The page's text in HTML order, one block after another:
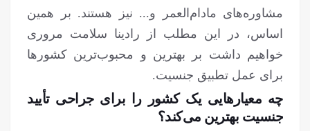
مشاوره‌های مادام‌العمر و... نیز هستند. بر همین
اساس، در این مطلب از رادینا سلامت مروری
خواهیم داشت بر بهترین و محبوب‌ترین کشورها
برای عمل تطبیق جنسیت.
چه معیارهایی یک کشور را برای جراحی تأیید
جنسیت بهترین می‌کند؟